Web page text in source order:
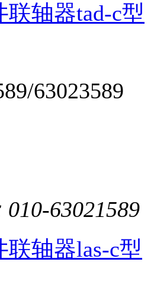
轴器tad-c型
63023589
63021589
轴器las-c型